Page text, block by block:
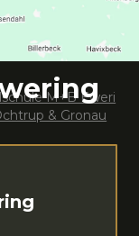
M+B Eweri
& Gronau